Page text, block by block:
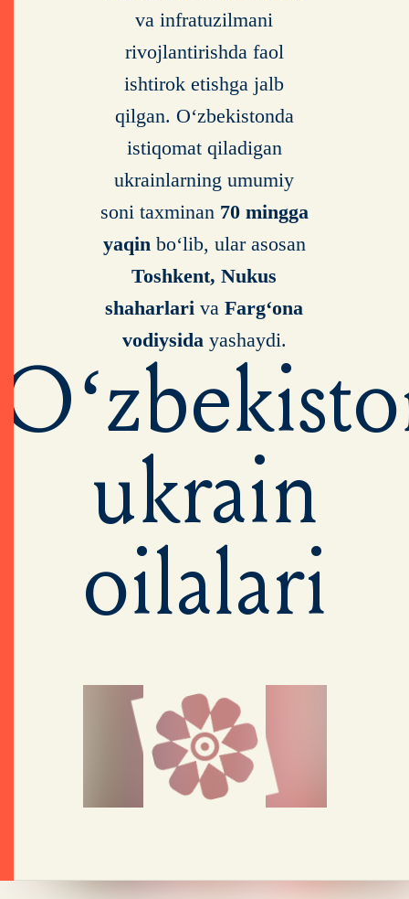
va infratuzilmani
rivojlantirishda faol
ishtirok etishga jalb
qilgan. O‘zbekistonda
istiqomat qiladigan
ukrainlarning umumiy
soni taxminan 70 mingga
yaqin bo‘lib, ular asosan
Toshkent, Nukus
shaharlari vaFarg‘ona
vodiysida yashaydi.
ukrain
oilalari